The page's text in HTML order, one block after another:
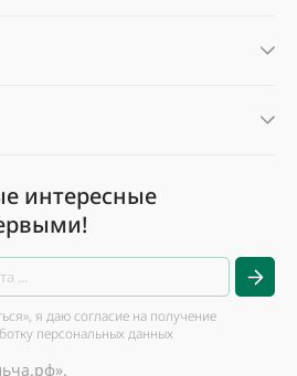
интересные
я даю согласие на получение
персональных данных